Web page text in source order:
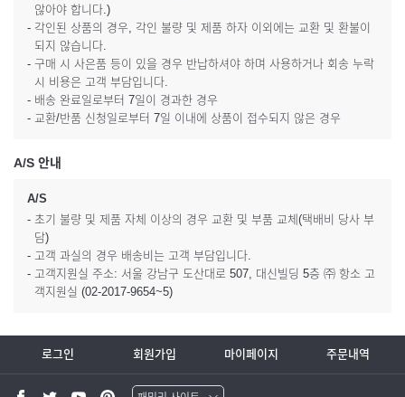
않아야 합니다.)
- 각인된 상품의 경우, 각인 불량 및 제품 하자 이외에는 교환 및 환불이
되지 않습니다.
- 구매 시 사은품 등이 있을 경우 반납하셔야 하며 사용하거나 회송 누락
시 비용은 고객 부담입니다.
- 배송 완료일로부터 7일이 경과한 경우
- 교환/반품 신청일로부터 7일 이내에 상품이 접수되지 않은 경우
A/S 안내
A/S
- 초기 불량 및 제품 자체 이상의 경우 교환 및 부품 교체(택배비 당사 부
담)
- 고객 과실의 경우 배송비는 고객 부담입니다.
- 고객지원실 주소: 서울 강남구 도산대로 507, 대신빌딩 5층 ㈜ 항소 고
객지원실 (02-2017-9654~5)
로그인 회원가입 마이페이지 주문내역